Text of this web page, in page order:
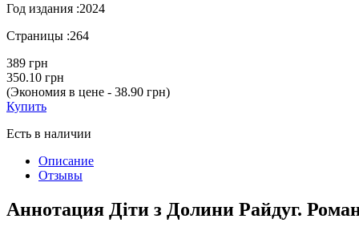
Год издания :2024
Страницы :264
389 грн
350.10 грн
(Экономия в цене - 38.90 грн)
Купить
Есть в наличии
Описание
Отзывы
Аннотация Діти з Долини Райдуг.